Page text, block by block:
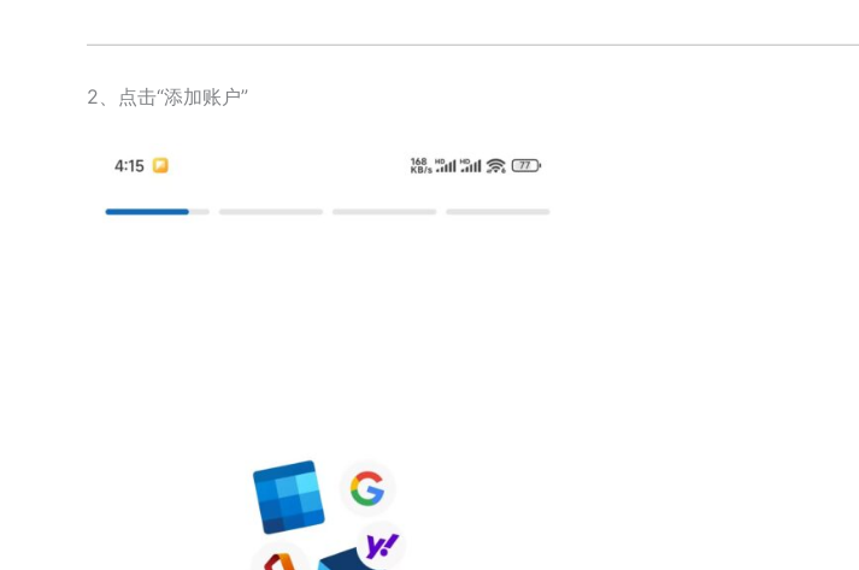
2、点击“添加账户”